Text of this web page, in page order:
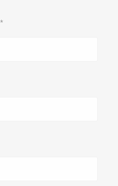
*